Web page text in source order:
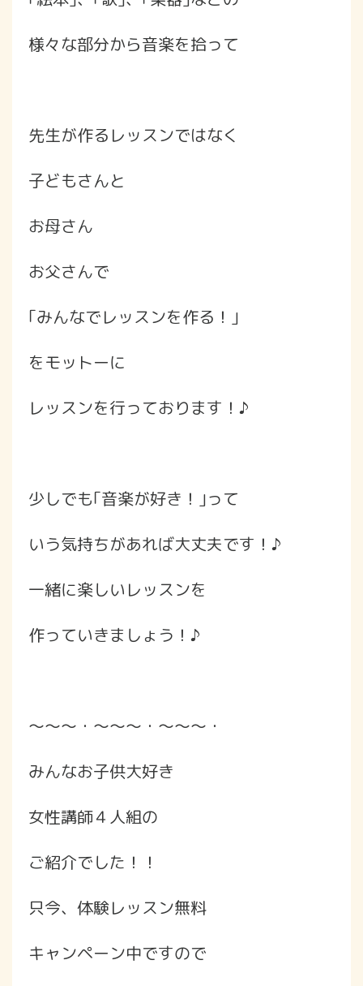
様々な部分から音楽を拾って
先生が作るレッスンではなく
子どもさんと
お母さん
お父さんで
｢みんなでレッスンを作る！｣
をモットーに
レッスンを行っております！♪
少しでも｢音楽が好き！｣って
いう気持ちがあれば大丈夫です！♪
一緒に楽しいレッスンを
作っていきましょう！♪
～～～・～～～・～～～・
みんなお子供大好き
女性講師４人組の
ご紹介でした！！
只今、体験レッスン無料
キャンペーン中ですので